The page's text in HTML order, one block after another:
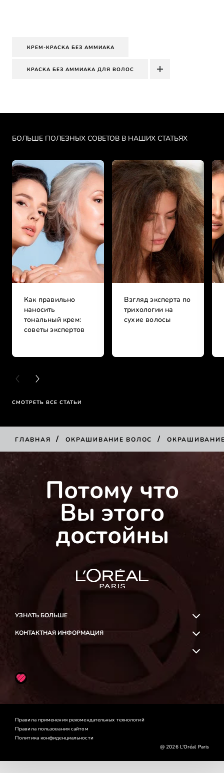
КРЕМ-КРАСКА БЕЗ АММИАКА
КРАСКА БЕЗ АММИАКА ДЛЯ ВОЛОС
БОЛЬШЕ ПОЛЕЗНЫХ СОВЕТОВ В НАШИХ СТАТЬЯХ
Как правильно
наносить
тональный крем:
советы экспертов
Взгляд эксперта по
трихологии на
сухие волосы
PREVIOUS CARD
NEXT CARD
СМОТРЕТЬ ВСЕ СТАТЬИ
ГЛАВНАЯ / ОКРАШИВАНИЕ ВОЛОС /
Потому что
Вы этого
достойны
УЗНАТЬ БОЛЬШЕ
КОНТАКТНАЯ ИНФОРМАЦИЯ
Правила применения рекомендательных технологий
Правила пользования сайтом
Политика конфиденциальности
@ 2026 L'Oréal Paris